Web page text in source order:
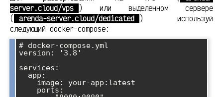
server.cloud/vps
) или выделенном сервере
(
arenda-server.cloud/dedicated
) используй
следующий docker-compose:
# docker-compose.yml
version: '3.8'
services: